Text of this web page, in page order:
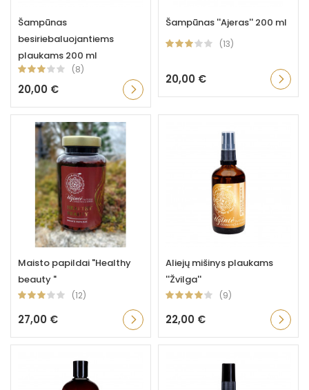
Šampūnas
besiriebaluojantiems
plaukams 200 ml
(8)
20,00 €
Šampūnas ''Ajeras'' 200 ml
(13)
20,00 €
Maisto papildai "Healthy
beauty "
(12)
27,00 €
Aliejų mišinys plaukams
''Žvilga''
(9)
22,00 €